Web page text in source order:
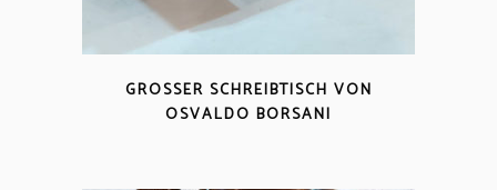
GROSSER SCHREIBTISCH VON O
SVALDO BORSANI